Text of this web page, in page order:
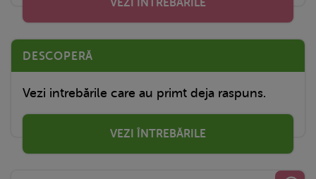
DESCOPERĂ
Vezi intrebările care au primt deja raspuns.
VEZI ÎNTREBĂRILE